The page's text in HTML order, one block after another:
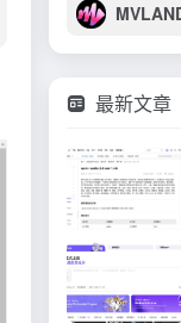
最新文章